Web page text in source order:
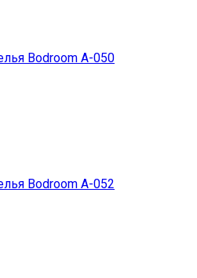
Bodroom A-050
Bodroom A-052